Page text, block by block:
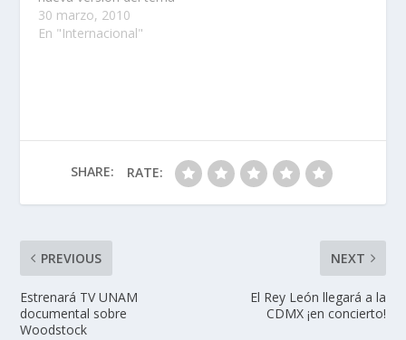
“Que cante la vida”
para ayudar a las
30 marzo, 2010
En "Internacional"
SHARE: RATE:
PREVIOUS
Estrenará TV UNAM
documental sobre
Woodstock
NEXT
El Rey León llegará a la
CDMX ¡en concierto!